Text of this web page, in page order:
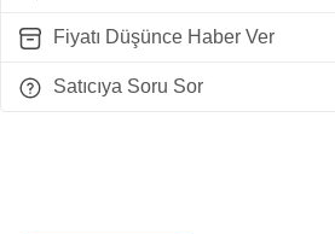
Fiyatı Düşünce Haber Ver
Satıcıya Soru Sor